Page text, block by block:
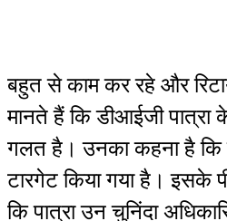
बहुत से काम कर रहे और
मानते हैं कि डीआईजी
गलत है। उनका कहना है कि
टारगेट किया गया है। इसके
कि पात्रा उन चुनिंदा